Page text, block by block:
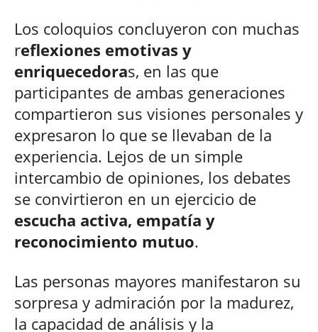
Los coloquios concluyeron con muchas
reflexiones emotivas y
enriquecedoras, en las que
participantes de ambas generaciones
compartieron sus visiones personales y
expresaron lo que se llevaban de la
experiencia. Lejos de un simple
intercambio de opiniones, los debates
se convirtieron en un ejercicio de
escucha activa, empatía y
reconocimiento mutuo.
Las personas mayores manifestaron su
sorpresa y admiración por la madurez,
la capacidad de análisis y la